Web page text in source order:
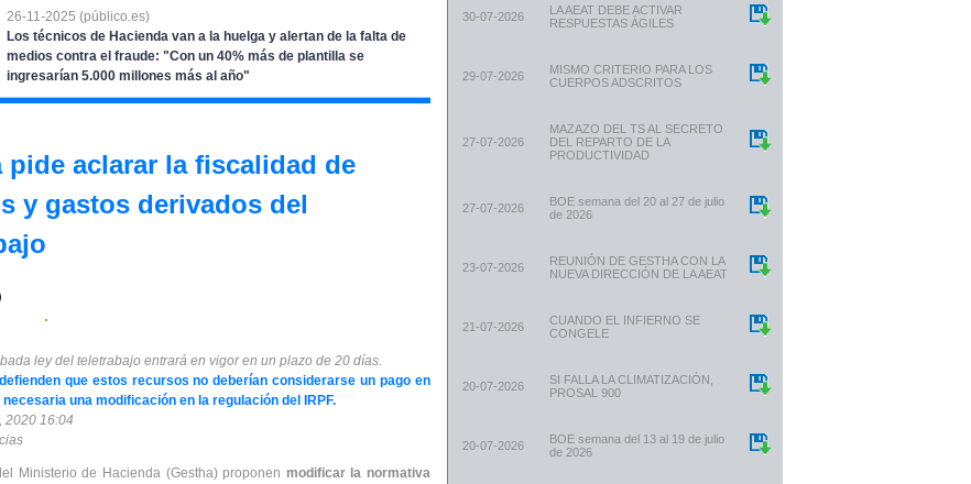
26-11-2025 (público.es)
Los técnicos de Hacienda van a la huelga y alertan de la falta de
medios contra el fraude: "Con un 40% más de plantilla se
ingresarían 5.000 millones más al año"
pide aclarar la fiscalidad de
y gastos derivados del
ley del teletrabajo entrará en vigor en un plazo de 20 días.
que estos recursos no deberían considerarse un pago en
una modificación en la regulación del IRPF.
2020 16:04
Ministerio de Hacienda (Gestha) proponen modificar la normativa
30-07-2026
LA AEAT DEBE ACTIVAR
RESPUESTAS ÁGILES
29-07-2026
MISMO CRITERIO PARA LOS
CUERPOS ADSCRITOS
27-07-2026
MAZAZO DEL TS AL SECRETO
DEL REPARTO DE LA
PRODUCTIVIDAD
27-07-2026
BOE semana del 20 al 27 de julio
de 2026
23-07-2026
REUNIÓN DE GESTHA CON LA
NUEVA DIRECCIÓN DE LA AEAT
21-07-2026
CUANDO EL INFIERNO SE
CONGELE
20-07-2026
SI FALLA LA CLIMATIZACIÓN,
PROSAL 900
20-07-2026
BOE semana del 13 al 19 de julio
de 2026